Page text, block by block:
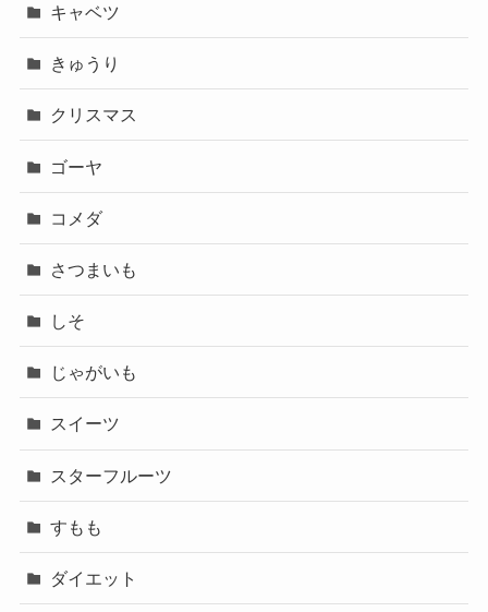
キャベツ
きゅうり
クリスマス
ゴーヤ
コメダ
さつまいも
しそ
じゃがいも
スイーツ
スターフルーツ
すもも
ダイエット